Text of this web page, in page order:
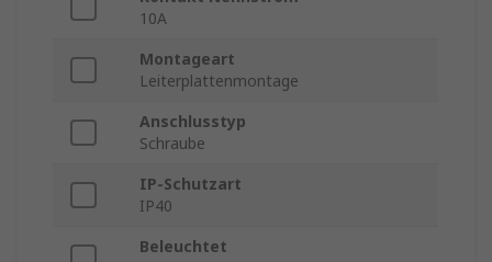
10A
Montageart
Leiterplattenmontage
Anschlusstyp
Schraube
IP-Schutzart
IP40
Beleuchtet